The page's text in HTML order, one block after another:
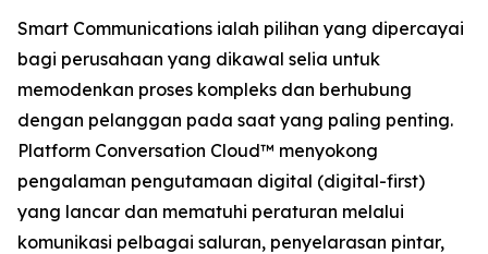
Smart Communications ialah pilihan yang dipercayai
bagi perusahaan yang dikawal selia untuk
memodenkan proses kompleks dan berhubung
dengan pelanggan pada saat yang paling penting.
Platform Conversation Cloud™ menyokong
pengalaman pengutamaan digital (digital-first)
yang lancar dan mematuhi peraturan melalui
komunikasi pelbagai saluran, penyelarasan pintar,